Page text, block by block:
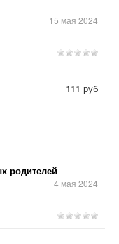
15 мая 2024
родителей
4 мая 2024
111 руб